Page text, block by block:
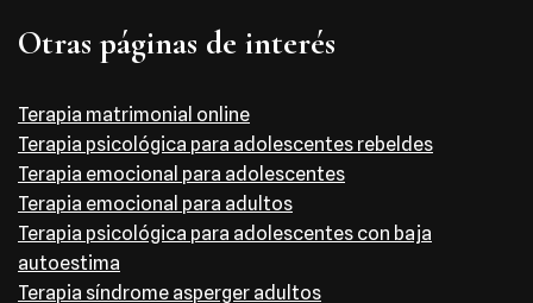
Otras páginas de interés
Terapia matrimonial online
Terapia psicológica para adolescentes rebeldes
Terapia emocional para adolescentes
Terapia emocional para adultos
Terapia psicológica para adolescentes con baja
autoestima
Terapia síndrome asperger adultos